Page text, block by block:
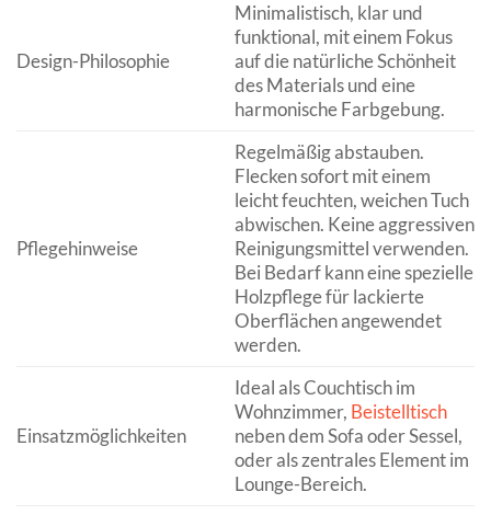
Design-Philosophie
Minimalistisch, klar und
funktional, mit einem Fokus
auf die natürliche Schönheit
des Materials und eine
harmonische Farbgebung.
Pflegehinweise
Regelmäßig abstauben.
Flecken sofort mit einem
leicht feuchten, weichen Tuch
abwischen. Keine aggressiven
Reinigungsmittel verwenden.
Bei Bedarf kann eine spezielle
Holzpflege für lackierte
Oberflächen angewendet
werden.
Einsatzmöglichkeiten
Ideal als Couchtisch im
Wohnzimmer, Beistelltisch
neben dem Sofa oder Sessel,
oder als zentrales Element im
Lounge-Bereich.